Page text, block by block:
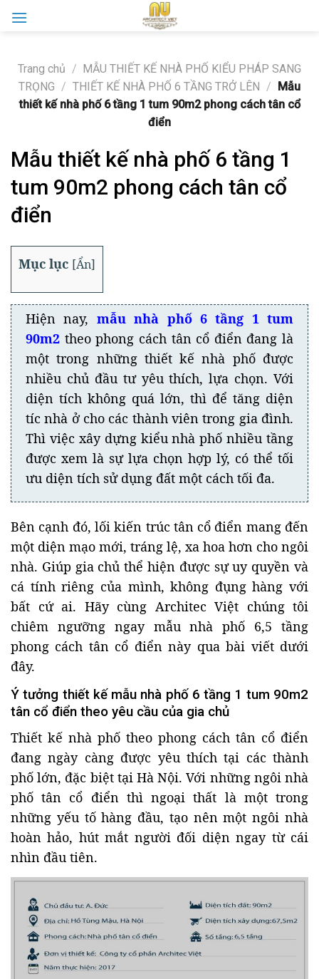
Trang chủ / MẪU THIẾT KẾ NHÀ PHỐ KIỂU PHÁP SANG
TRỌNG / THIẾT KẾ NHÀ PHỐ 6 TẦNG TRỞ LÊN / Mẫu
thiết kế nhà phố 6 tầng 1 tum 90m2 phong cách tân cổ
điển
Mẫu thiết kế nhà phố 6 tầng 1
tum 90m2 phong cách tân cổ
điển
Mục lục [Ẩn]
Hiện nay, mẫu nhà phố 6 tầng 1 tum
90m2 theo phong cách tân cổ điển đang là
một trong những thiết kế nhà phố được
nhiều chủ đầu tư yêu thích, lựa chọn. Với
diện tích không quá lớn, thì để tăng diện
tíc nhà ở cho các thành viên trong gia đình.
Thì việc xây dựng kiểu nhà phố nhiều tầng
được xem là sự lựa chọn hợp lý, có thể tối
ưu diện tích sử dụng đất một cách tối đa.
Bên cạnh đó, lối kiến trúc tân cổ điển mang đến
một diện mạo mới, tráng lệ, xa hoa hơn cho ngôi
nhà. Giúp gia chủ thể hiện được sự uy quyền và
cá tính riêng của mình, không đụng hàng với
bất cứ ai. Hãy cùng Architec Việt chúng tôi
chiêm ngưỡng ngay mẫu nhà phố 6,5 tầng
phong cách tân cổ điển này qua bài viết dưới
đây.
Ý tưởng thiết kế mẫu nhà phố 6 tầng 1 tum 90m2
tân cổ điển theo yêu cầu của gia chủ
Thiết kế nhà phố theo phong cách tân cổ điển
đang ngày càng được yêu thích tại các thành
phố lớn, đặc biệt tại Hà Nội. Với những ngôi nhà
phố tân cổ điển thì ngoại thất là một trong
những yếu tố hàng đầu, tạo nên một ngôi nhà
hoàn hảo, hút mắt người đối diện ngay từ cái
nhìn đầu tiên.